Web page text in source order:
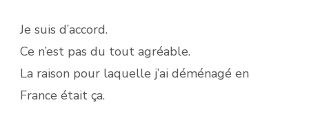
Je suis d’accord.
Ce n’est pas du tout agréable.
La raison pour laquelle j’ai déménagé en
France était ça.